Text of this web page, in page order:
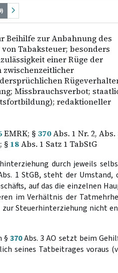
Beihilfe zur Anbahnung des
Tabaksteuer; besonders
einer Rüge der
zwischenzeitlicher
Missbrauchsverbot;
redaktioneller
EMRK; § 370Abs. 1 Nr. 2, Abs.
§ 18Abs. 1 Satz 1 TabStG
durch jeweils
1 StGB, steht der Umstand,
auf das die einzelnen
im Verhältnis der
zur Steuerhinterziehung nicht
§ 370Abs. 3 AO setzt beim
seines Tatbeitrages voraus